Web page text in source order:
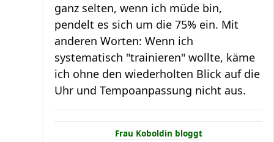
ganz selten, wenn ich müde bin,
pendelt es sich um die 75% ein. Mit
anderen Worten: Wenn ich
systematisch "trainieren" wollte, käme
ich ohne den wiederholten Blick auf die
Uhr und Tempoanpassung nicht aus.
Frau Koboldin bloggt